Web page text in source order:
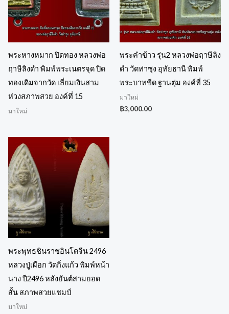
พระหางหมาก ปิดทอง หลวงพ่อ
ฤาษีลิงดำ พิมพ์พระเนตรจุด ปิด
ทองเดิมจากวัด เลี่ยมเงินสาม
ห่วงสภาพสวย องค์ที่ 15
มาใหม่
พระคำข้าว รุ่น2 หลวงพ่อฤาษีลิง
ดำ วัดท่าซุง อุทัยธานี พิมพ์
พระบาทขีด ฐานตุ่ม องค์ที่ 35
มาใหม่
฿3,000.00
พระพุทธชินราชอินโดจีน 2496
หลวงปู่เผือก วัดกิ่งแก้ว พิมพ์หน้า
นาง ปี2496 หลังยันต์สามยอด
สั้น สภาพสวยแชมป์
มาใหม่